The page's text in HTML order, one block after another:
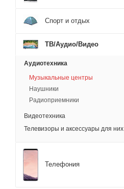
Спорт и отдых
ТВ/Аудио/Видео
Аудиотехника
Музыкальные центры
Наушники
Радиоприемники
Видеотехника
Телевизоры и аксессуары для них
Телефония